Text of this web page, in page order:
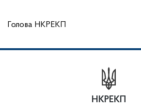
Голова НКРЕКП
НКРЕКП